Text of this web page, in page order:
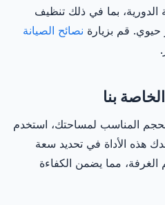
بما في ذلك تنظيف
حيوي. قم بزيارة نصائح الصيانة
المناسب لمساحتك، استخدم
هذه الأداة في تحديد سعة
الغرفة، مما يضمن الكفاءة